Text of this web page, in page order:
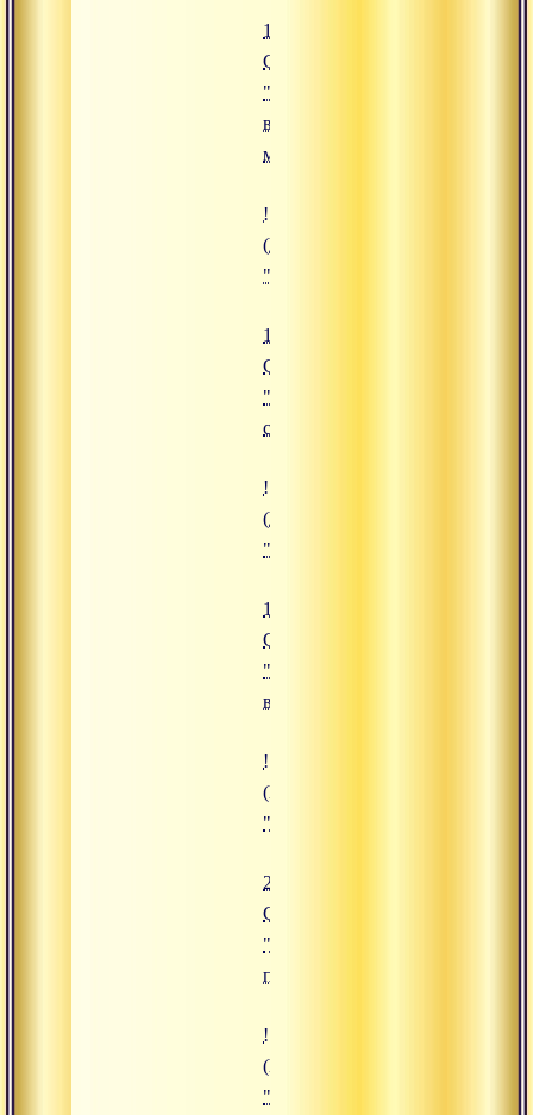
13.12.2009
Сатсанг
"Перерождение
в различных
мирах"
![12.12.2009 Сатсанг
(https://www.advayta.org/upload/
"12.12.2009 Сатсанг
12.12.2009
Сатсанг
"Естественное
состояние"
![12.11.2009 Сатсанг
(https://www.advayta.org/upload/
"12.11.2009 Сатсанг
12.11.2009
Сатсанг
"Мотивация
в практике"
![24.02.2009 Сатсанг
(https://www.advayta.org/upload/
"24.02.2009 Сатсанг
24.02.2009
Сатсанг
"Правильный
путь"
![30.04.2009 Сатсанг "Оджас
(https://www.advayta.org/upload/
"30.04.2009 Сатсанг "Оджас